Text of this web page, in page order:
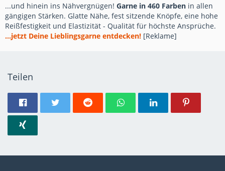
...und hinein ins Nähvergnügen! Garne in 460 Farben in allen
gängigen Stärken. Glatte Nähe, fest sitzende Knöpfe, eine hohe
Reißfestigkeit und Elastizität - Qualität für höchste Ansprüche.
...jetzt Deine Lieblingsgarne entdecken! [Reklame]
Teilen